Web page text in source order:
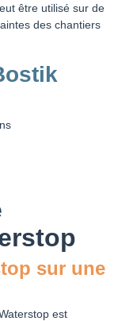
être utilisé sur de
des chantiers
sur une
est